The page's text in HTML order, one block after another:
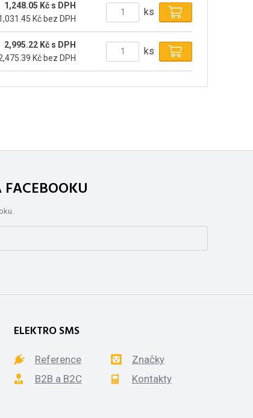
1,248.05 Kč s DPH
Kč bez DPH
ks
2,995.22 Kč s DPH
Kč bez DPH
ks
FACEBOOKU
ELEKTRO SMS
Reference
Značky
B2B a B2C
Kontakty